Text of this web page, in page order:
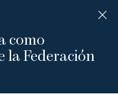
como
la Federación